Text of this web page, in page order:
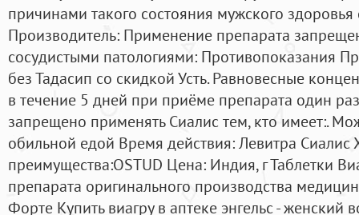
причинами такого состояния мужского здоровья
Производитель: Применение препарата
сосудистыми патологиями: Противопоказания
без Тадасип со скидкой Усть. Равновесные
в течение 5 дней при приёме препарата один
запрещено применять Сиалис тем, кто имеет:.
обильной едой Время действия: Левитра Сиалис
преимущества:OSTUD Цена: Индия, г Таблетки
препарата оригинального производства
Форте Купить виагру в аптеке энгельс - женский